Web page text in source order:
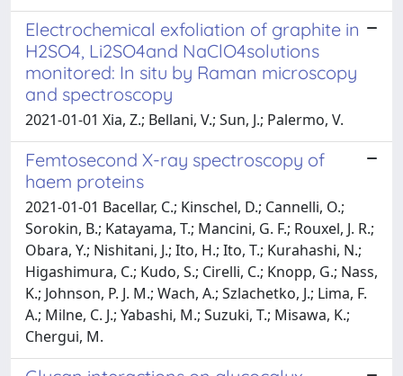
Electrochemical exfoliation of graphite in
H2SO4, Li2SO4and NaClO4solutions
monitored: In situ by Raman microscopy
and spectroscopy
2021-01-01 Xia, Z.; Bellani, V.; Sun, J.; Palermo, V.
Femtosecond X-ray spectroscopy of
haem proteins
2021-01-01 Bacellar, C.; Kinschel, D.; Cannelli, O.;
Sorokin, B.; Katayama, T.; Mancini, G. F.; Rouxel, J. R.;
Obara, Y.; Nishitani, J.; Ito, H.; Ito, T.; Kurahashi, N.;
Higashimura, C.; Kudo, S.; Cirelli, C.; Knopp, G.; Nass,
K.; Johnson, P. J. M.; Wach, A.; Szlachetko, J.; Lima, F.
A.; Milne, C. J.; Yabashi, M.; Suzuki, T.; Misawa, K.;
Chergui, M.